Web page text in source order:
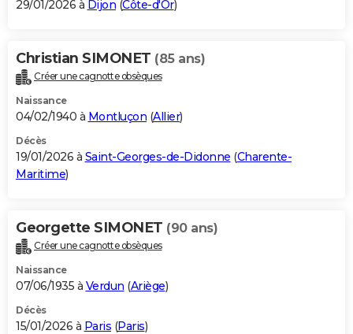
29/01/2026 à Dijon (Côte-d'Or)
Christian SIMONET (85 ans)
Créer une cagnotte obsèques
Naissance
04/02/1940 à Montluçon (Allier)
Décès
19/01/2026 à Saint-Georges-de-Didonne (Charente-
Maritime)
Georgette SIMONET (90 ans)
Créer une cagnotte obsèques
Naissance
07/06/1935 à Verdun (Ariège)
Décès
15/01/2026 à Paris (Paris)